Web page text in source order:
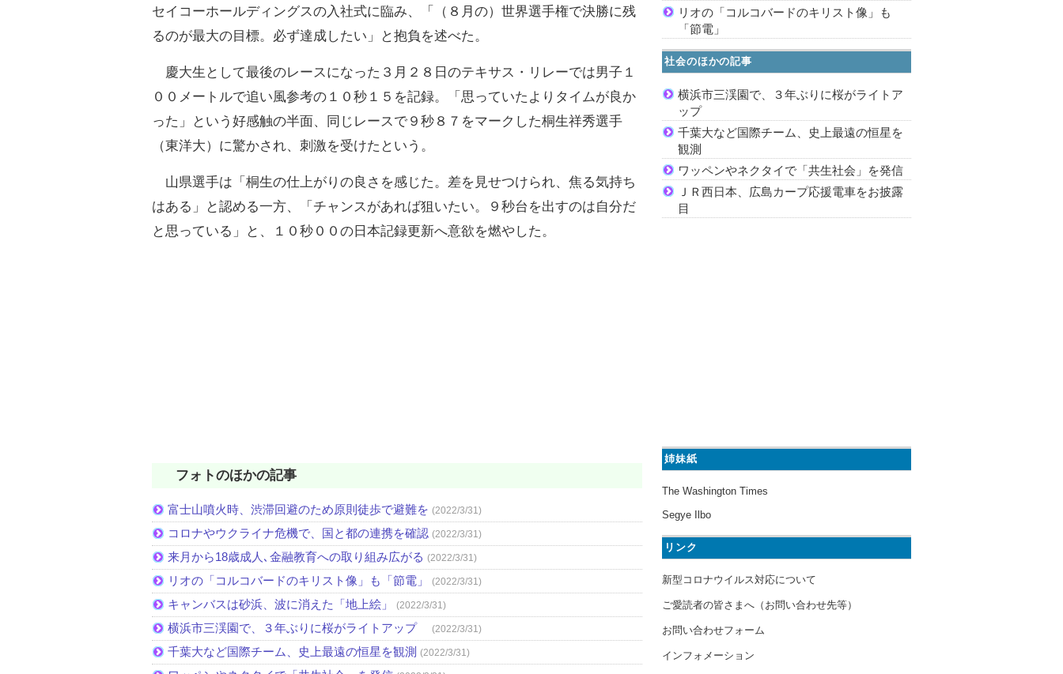
セイコーホールディングスの入社式に臨み、「（８月の）世界選手権で決勝に残
るのが最大の目標。必ず達成したい」と抱負を述べた。
慶大生として最後のレースになった３月２８日のテキサス・リレーでは男子１
００メートルで追い風参考の１０秒１５を記録。「思っていたよりタイムが良か
った」という好感触の半面、同じレースで９秒８７をマークした桐生祥秀選手
（東洋大）に驚かされ、刺激を受けたという。
山県選手は「桐生の仕上がりの良さを感じた。差を見せつけられ、焦る気持ち
はある」と認める一方、「チャンスがあれば狙いたい。９秒台を出すのは自分だ
と思っている」と、１０秒００の日本記録更新へ意欲を燃やした。
フォトのほかの記事
富士山噴火時、渋滞回避のため原則徒歩で避難を (2022/3/31)
コロナやウクライナ危機で、国と都の連携を確認 (2022/3/31)
来月から18歳成人､金融教育への取り組み広がる (2022/3/31)
リオの「コルコバードのキリスト像」も「節電」 (2022/3/31)
キャンバスは砂浜、波に消えた「地上絵」 (2022/3/31)
横浜市三渓園で、３年ぶりに桜がライトアップ (2022/3/31)
千葉大など国際チーム、史上最遠の恒星を観測 (2022/3/31)
リオの「コルコバードのキリスト像」も
「節電」
社会のほかの記事
横浜市三渓園で、３年ぶりに桜がライトア
ップ
千葉大など国際チーム、史上最遠の恒星を
観測
ワッペンやネクタイで「共生社会」を発信
ＪＲ西日本、広島カープ応援電車をお披露
目
姉妹紙
The Washington Times
Segye Ilbo
リンク
新型コロナウイルス対応について
ご愛読者の皆さまへ（お問い合わせ先等）
お問い合わせフォーム
インフォメーション